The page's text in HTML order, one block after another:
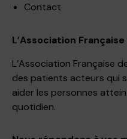
Contact
L’Association Française
L’Association Française
des patients acteurs qui
aider les personnes
quotidien.